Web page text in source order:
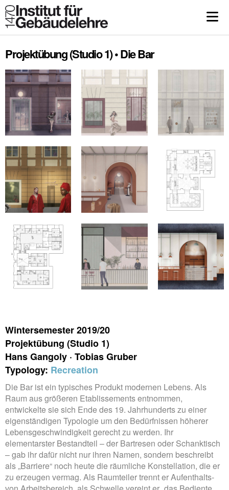
Projektübung (Studio 1) • Die Bar
Wintersemester 2019/20
Projektübung (Studio 1)
Hans Gangoly · Tobias Gruber
Typology: Recreation
Die Bar ist ein typisches Produkt modernen Lebens. Als
Raum aus größeren Etablissements entnommen,
entwickelte sie sich Ende des 19. Jahrhunderts zu einer
eigenständigen Typologie um den Bedürfnissen höherer
Lebensgeschwindigkeit gerecht zu werden. Ihr
elementarster Bestandteil – der Bartresen oder Schanktisch
– gab ihr dafür nicht nur ihren Namen, sondern beschreibt
als „Barriere“ noch heute die räumliche Konstellation, die er
zu erzeugen vermag. Als Raumteiler trennt er Aufenthalts-